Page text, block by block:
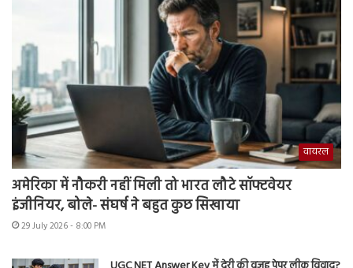
वायरल
अमेरिका में नौकरी नहीं मिली तो भारत लौटे सॉफ्टवेयर
इंजीनियर, बोले- संघर्ष ने बहुत कुछ सिखाया
29 July 2026 - 8:00 PM